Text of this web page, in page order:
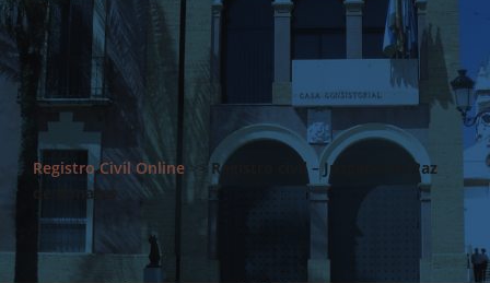
Registro Civil Online >>Registro civil – Juzgado de Paz
de Bonares